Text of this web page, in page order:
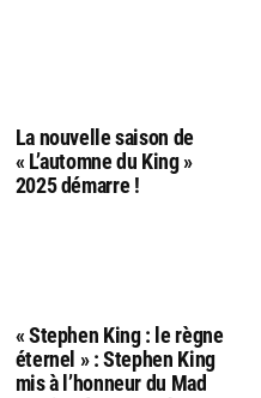
La nouvelle saison de
« L’automne du King »
2025 démarre !
« Stephen King : le règne
éternel » : Stephen King
mis à l’honneur du Mad